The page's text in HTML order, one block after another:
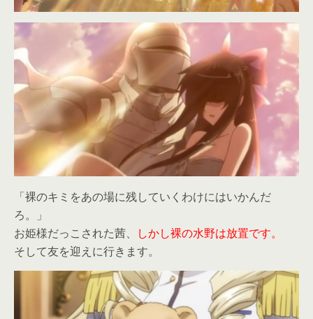
「裸のキミをあの場に残していくわけにはいかんだ
ろ。」
お姫様だっこされた茜、
しかし裸の水野は放置です。
そして友を迎えに行きます。